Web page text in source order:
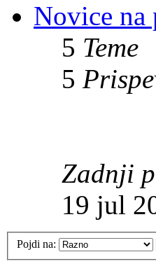
Novice na
5 Teme
5
Zadnji
19 jul
Pojdi na: